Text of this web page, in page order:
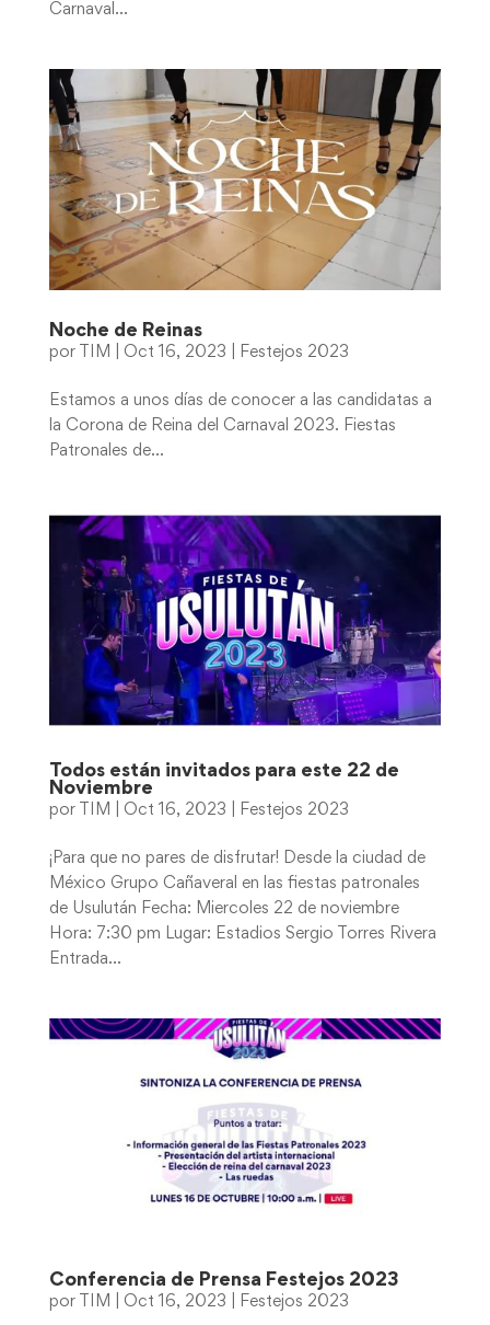
Carnaval...
Noche de Reinas
por TIM Oct 16, 2023 Festejos 2023
Estamos a unos días de conocer a las candidatas a
la Corona de Reina del Carnaval 2023. Fiestas
Patronales de...
Todos están invitados para este 22 de
Noviembre
por TIM Oct 16, 2023 Festejos 2023
¡Para que no pares de disfrutar! Desde la ciudad de
México Grupo Cañaveral en las fiestas patronales
de Usulután Fecha: Miercoles 22 de noviembre
Hora: 7:30 pm Lugar: Estadios Sergio Torres Rivera
Entrada...
Conferencia de Prensa Festejos 2023
por TIM Oct 16, 2023 Festejos 2023